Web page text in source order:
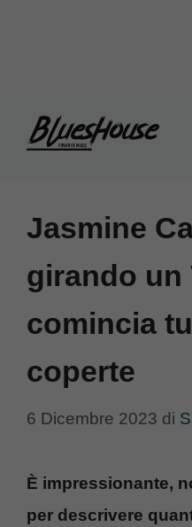
Jasmine
girando un
comincia
coperte
6 Dicembre 2023 di
È impressionante,
per descrivere